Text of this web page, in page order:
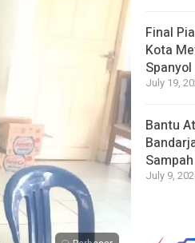
Final
Kota
Spanyol
July 19,
Bantu
Sampah
July 9,